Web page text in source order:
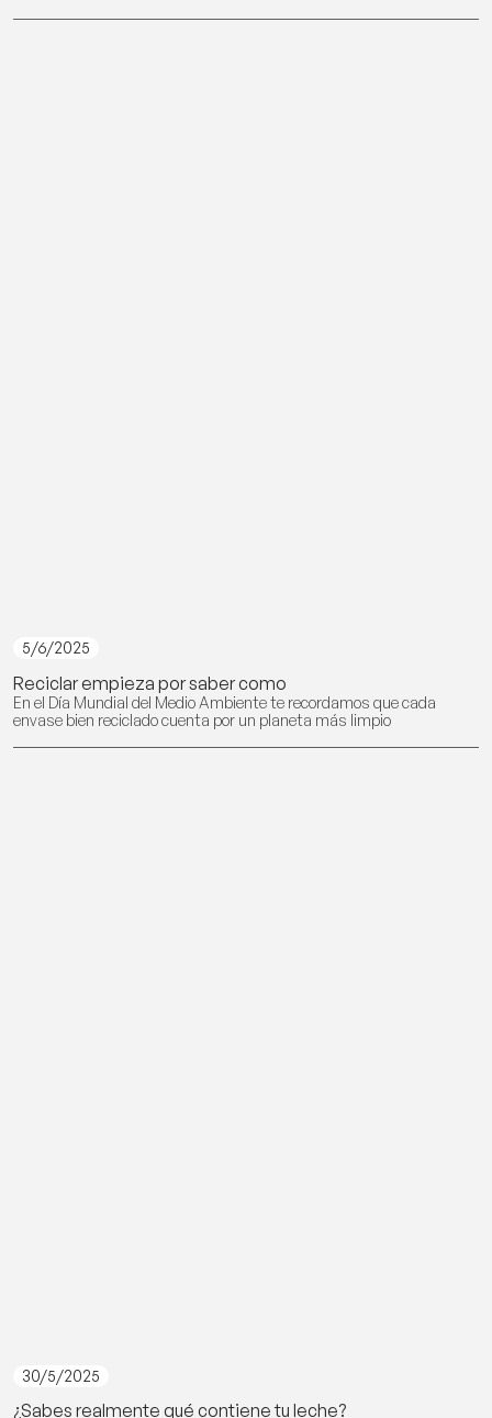
5/6/2025
Reciclar empieza por saber como
En el Día Mundial del Medio Ambiente te recordamos que cada
envase bien reciclado cuenta por un planeta más limpio
30/5/2025
¿Sabes realmente qué contiene tu leche?